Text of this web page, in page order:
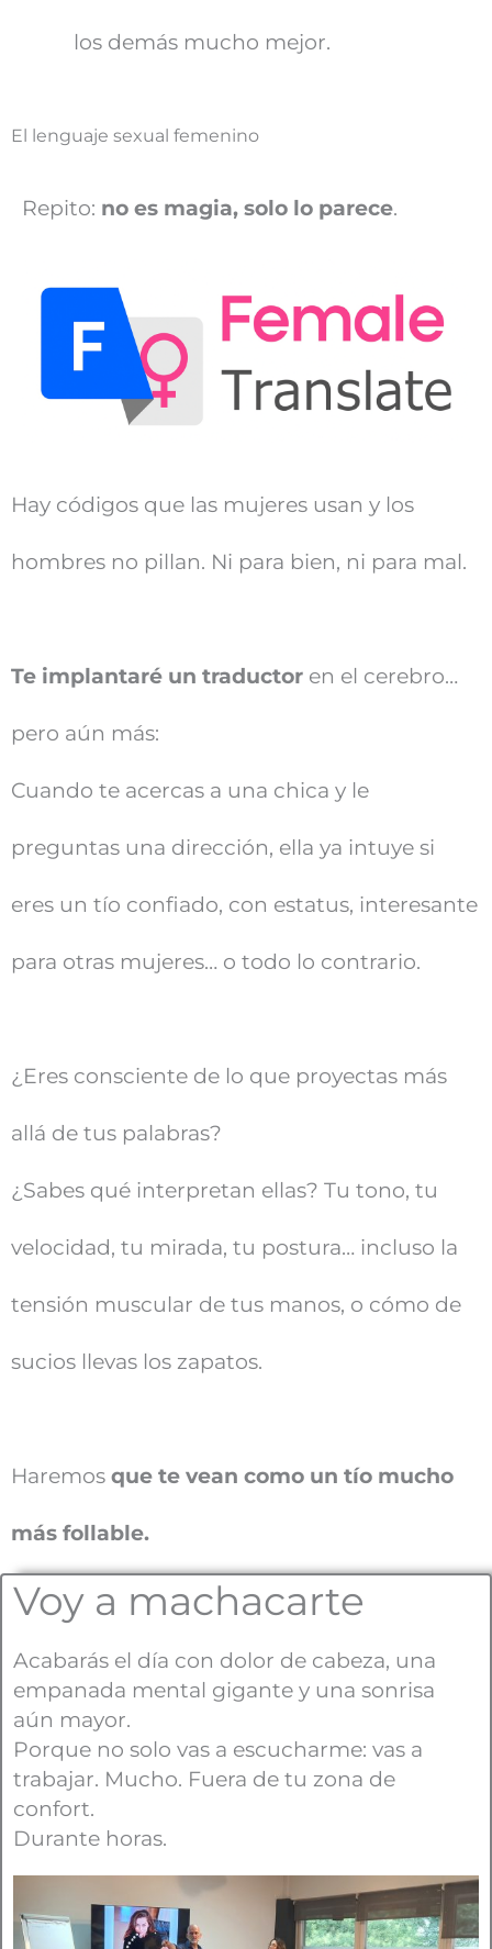
los demás mucho mejor.
El lenguaje sexual femenino
Repito: no es magia, solo lo parece.
Hay códigos que las mujeres usan y los
hombres no pillan. Ni para bien, ni para mal.
Te implantaré un traductor en el cerebro…
pero aún más:
Cuando te acercas a una chica y le
preguntas una dirección, ella ya intuye si
eres un tío confiado, con estatus, interesante
para otras mujeres… o todo lo contrario.
¿Eres consciente de lo que proyectas más
allá de tus palabras?
¿Sabes qué interpretan ellas? Tu tono, tu
velocidad, tu mirada, tu postura… incluso la
tensión muscular de tus manos, o cómo de
sucios llevas los zapatos.
Haremos que te vean como un tío mucho
más follable.
Voy a machacarte
Acabarás el día con dolor de cabeza, una
empanada mental gigante y una sonrisa
aún mayor.
Porque no solo vas a escucharme: vas a
trabajar. Mucho. Fuera de tu zona de
confort.
Durante horas.